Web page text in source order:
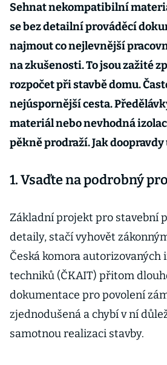
Sehnat nekompatibilní
se bez detailní prováděcí
najmout co nejlevnější
na zkušenosti. To jsou zažité
rozpočet při stavbě domu.
nejúspornější cesta.
materiál nebo nevhodná
pěkně prodraží. Jak
1. Vsaďte na podrobný
Základní projekt pro stavební
detaily, stačí vyhovět
Česká komora autorizovaných
techniků (ČKAIT) přitom
dokumentace pro povolení
zjednodušená a chybí v ní
samotnou realizaci stavby.